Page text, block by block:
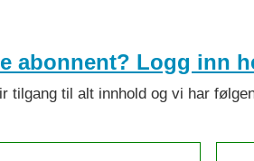
abonnent? Logg inn
tilgang til alt innhold og vi har